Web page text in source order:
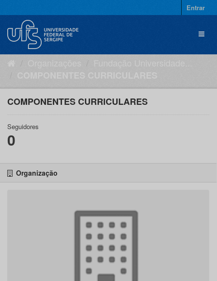
para
conteúdo
Entrar
COMPONENTES CURRICULARES
Seguidores
0
Organização